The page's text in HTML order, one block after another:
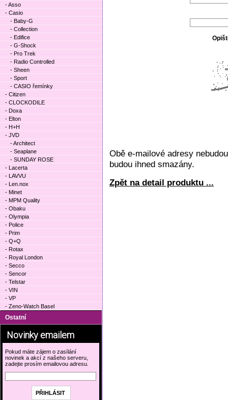
Obě e-mailové adresy
budou ihned smazány.
Zpět na detail produktu ...
- Asso
- Casio
- Baby-G
- Collection
- Edifice
- G-Shock
- Pro Trek
- Radio Controlled
- Sheen
- Sport
- CASIO řemínky
- Citizen
- CLOCKODILE
- Doxa
- Elton
- H+H
- JVD
- Architect
- Seaplane
- SUNDAY ROSE
- Lacerta
- LAVVU
- Len.nox
- Minet
- MPM Quality
- Obaku
- Olympia
- Police
- Prim
- Q+Q
- Rotax
- Royal London
- Secco
- Sencor
- Telstar
- VIN
- VP
- Zeno-Watch Basel
Ostatní
Novinky emailem
Pokud máte zájem o zasílání
novinek a akcí z našeho serveru,
zadejte prosím emailovou adresu.